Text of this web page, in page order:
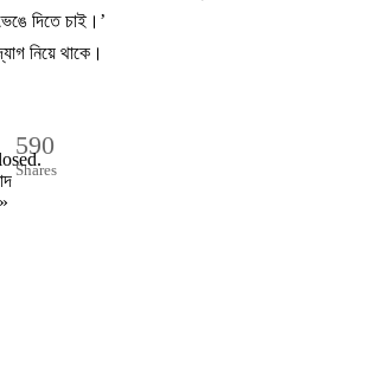
দিতে চাই।’
নিয়ে থাকে।
590
Shares